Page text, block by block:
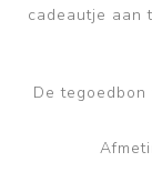
cadeautje aan
De